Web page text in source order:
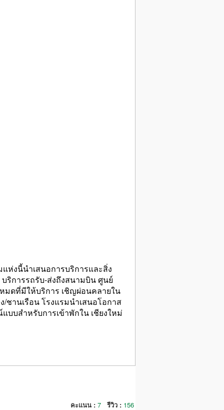
งนี้นำเสนอการบริการและสิ่ง
ริการรถรับ-ส่งถึงสนามบิน ศูนย์
มดที่มีให้บริการ เชิญผ่อนคลายใน
ชานเรือน โรงแรมนำเสนอโอกาส
บบสำหรับการเข้าพักใน เชียงใหม่
คะแนน : 7 รีวิว : 156